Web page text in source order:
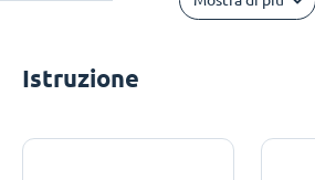
Istruzione